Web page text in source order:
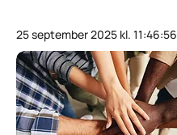
25 september 2025 kl. 11:46:56